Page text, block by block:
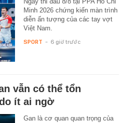
Minh 2026 chứng kiến màn trình
diễn ấn tượng của các tay vợt
Việt Nam.
SPORT - 6 giờ trước
vẫn có thể tổn
ít ai ngờ
Gan là cơ quan quan trọng của